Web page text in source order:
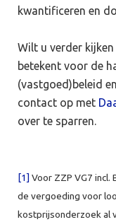
kwantificeren en
Wilt u verder
betekent voor de
(vastgoed)beleid
contact op met
over te sparren.
[1] Voor ZZP VG7 incl.
de vergoeding voor
kostprijsonderzoek al